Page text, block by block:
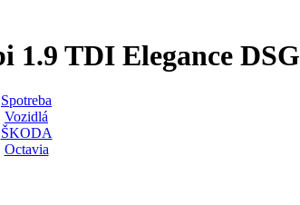
1.9 TDI Elegance DSG
Spotreba
Vozidlá
ŠKODA
Octavia